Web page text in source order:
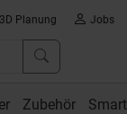
3D Planung Jobs
Zubehör